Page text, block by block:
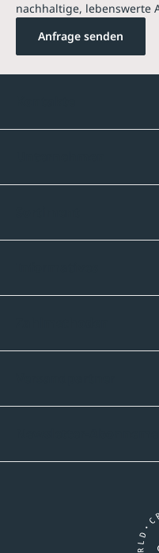
nachhaltige, lebenswerte
Anfrage senden